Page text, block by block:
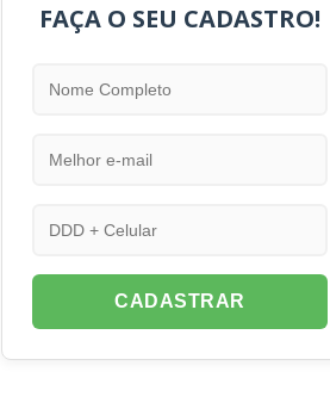
FAÇA O SEU CADASTRO!
CADASTRAR